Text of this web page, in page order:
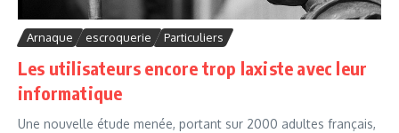
Arnaque escroquerie Particuliers
Les utilisateurs encore trop laxiste avec leur
informatique
Une nouvelle étude menée, portant sur 2000 adultes français,